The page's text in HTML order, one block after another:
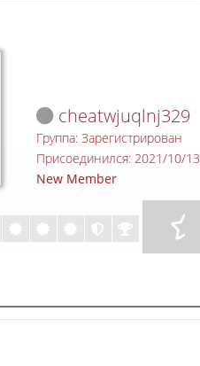
cheatwjuqlnj329
Группа: Зарегистрирован
Присоединился: 2021/10/13
New Member